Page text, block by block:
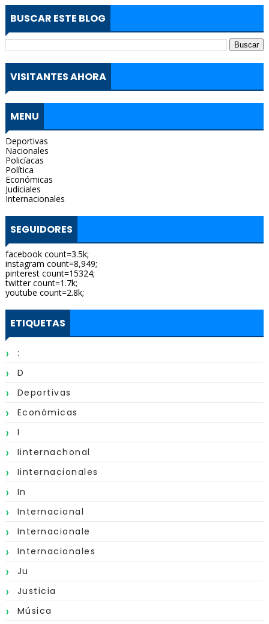
BUSCAR ESTE BLOG
VISITANTES AHORA
MENU
Deportivas
Nacionales
Policíacas
Política
Económicas
Judiciales
Internacionales
SEGUIDORES
facebook count=3.5k;
instagram count=8,949;
pinterest count=15324;
twitter count=1.7k;
youtube count=2.8k;
ETIQUETAS
:
D
Deportivas
Económicas
I
Iinternachonal
Iinternacionales
In
Internacional
Internacionale
Internacionales
Ju
Justicia
Música